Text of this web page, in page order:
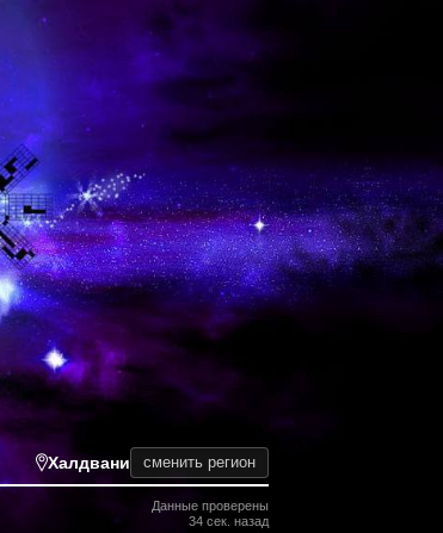
Халдвани сменить регион
Данные проверены
34 сек. назад